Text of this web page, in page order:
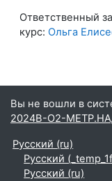
Ответственный за
курс: Ольга
Вы не вошли в
2024В-О2-
Русский ‎(ru)‎
Русский
Русский ‎(ru)‎